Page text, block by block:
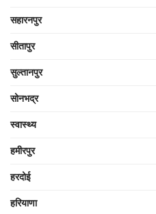
सहारनपुर
सीतापुर
सुल्तानपुर
सोनभद्र
स्वास्थ्य
हमीरपुर
हरदोई
हरियाणा